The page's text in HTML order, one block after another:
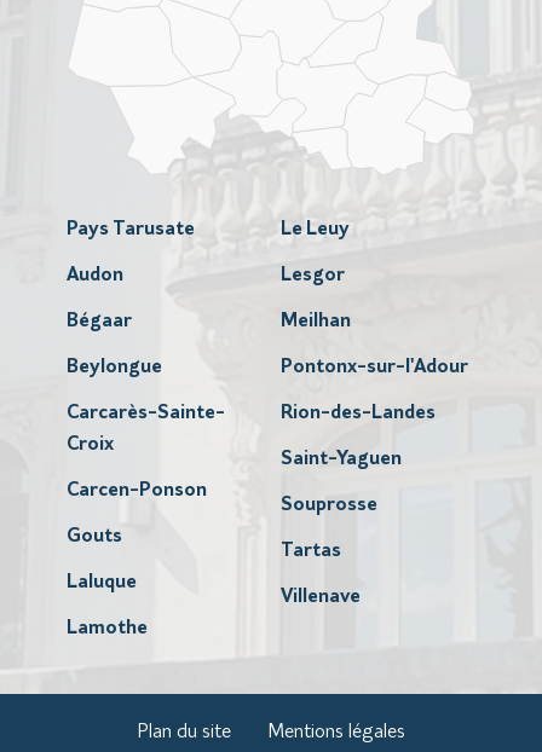
Pays Tarusate
Audon
Bégaar
Beylongue
Carcarès-Sainte-
Croix
Carcen-Ponson
Gouts
Laluque
Lamothe
Le Leuy
Lesgor
Meilhan
Pontonx-sur-l'Adour
Rion-des-Landes
Saint-Yaguen
Souprosse
Tartas
Villenave
Plan du site Mentions légales